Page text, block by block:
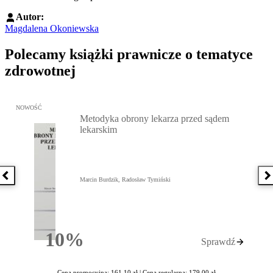
Autor:
Magdalena Okoniewska
Polecamy książki prawnicze o tematyce
zdrowotnej
Poprzednia książka
Przejdź do: Metodyka obrony lekarza przed sądem lekarskim,
NOWOŚĆ
10%Rabatu
Metodyka obrony lekarza przed sądem
lekarskim
Marcin Burdzik, Radosław Tymiński
Sprawdź